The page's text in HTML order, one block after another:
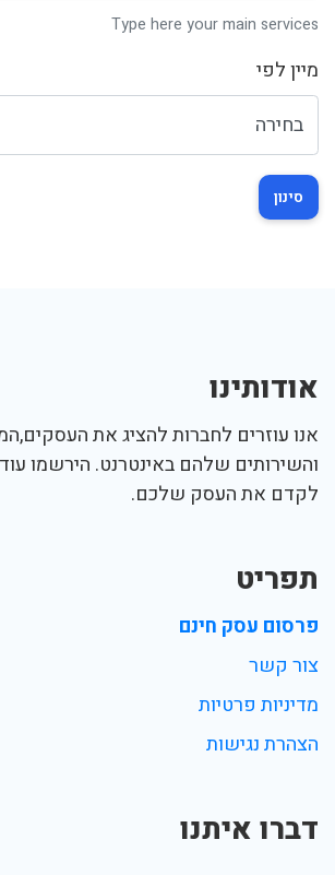
Type here your main services
מיין לפי
סינון
אודותינו
אנו עוזרים לחברות להציג את
והשירותים שלהם באינטרנט. הירשמו
לקדם את העסק שלכם.
תפריט
פרסום עסק חינם
צור קשר
מדיניות פרטיות
הצהרת נגישות
דברו איתנו